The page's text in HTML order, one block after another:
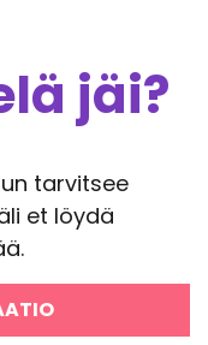
jäi?
tarvitsee
et löydä